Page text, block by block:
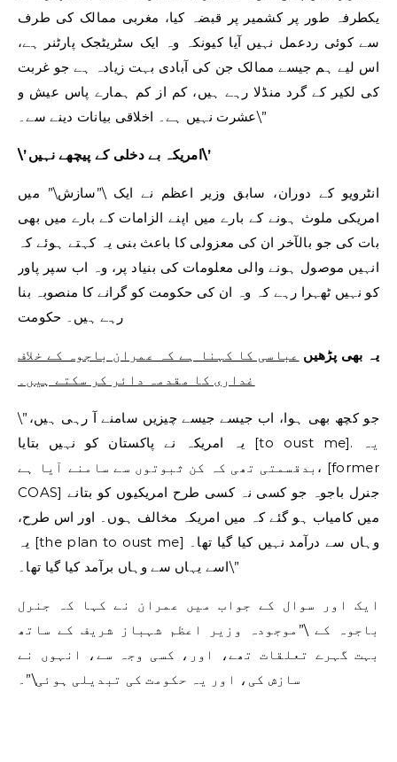
یکطرفہ طور پر کشمیر پر قبضہ کیا، مغربی ممالک کی طرف
سے کوئی ردعمل نہیں آیا کیونکہ وہ ایک سٹریٹجک پارٹنر ہے،
اس لیے ہم جیسے ممالک جن کی آبادی بہت زیادہ ہے جو غربت
کی لکیر کے گرد منڈلا رہے ہیں، کم از کم ہمارے پاس عیش و
عشرت نہیں ہے۔ اخلاقی بیانات دینے سے۔\”
\’امریکہ بے دخلی کے پیچھے نہیں\’
انٹرویو کے دوران، سابق وزیر اعظم نے ایک \”سازش\” میں
امریکی ملوث ہونے کے بارے میں اپنے الزامات کے بارے میں بھی
بات کی جو بالآخر ان کی معزولی کا باعث بنی یہ کہتے ہوئے کہ
انہیں موصول ہونے والی معلومات کی بنیاد پر، وہ اب سپر پاور
کو نہیں ٹھہرا رہے کہ وہ ان کی حکومت کو گرانے کا منصوبہ بنا
رہے ہیں۔ حکومت
یہ بھی پڑھیں عباسی کا کہنا ہے کہ عمران باجوہ کے خلاف
غداری کا مقدمہ دائر کر سکتے ہیں۔
\”جو کچھ بھی ہوا، اب جیسے جیسے چیزیں سامنے آ رہی ہیں،
یہ امریکہ نے پاکستان کو نہیں بتایا [to oust me]. یہ
بدقسمتی تھی کہ کن ثبوتوں سے سامنے آیا ہے، [former
COAS] جنرل باجوہ جو کسی نہ کسی طرح امریکیوں کو بتانے
میں کامیاب ہو گئے کہ میں امریکہ مخالف ہوں۔ اور اس طرح،
یہ [the plan to oust me] وہاں سے درآمد نہیں کیا گیا تھا۔
اسے یہاں سے وہاں برآمد کیا گیا تھا۔\”
ایک اور سوال کے جواب میں عمران نے کہا کہ جنرل
باجوہ کے \”موجودہ وزیر اعظم شہباز شریف کے ساتھ
بہت گہرے تعلقات تھے، اور، کسی وجہ سے، انہوں نے
سازش کی، اور یہ حکومت کی تبدیلی ہوئی\”۔